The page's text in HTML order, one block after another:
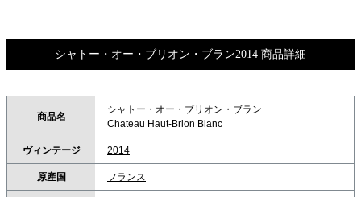
シャトー・オー・ブリオン・ブラン2014 商品詳細
商品名
シャトー・オー・ブリオン・ブラン
Chateau Haut-Brion Blanc
ヴィンテージ 2014
原産国 フランス